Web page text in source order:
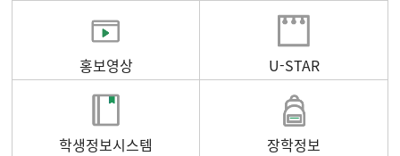
홍보영상 U-STAR
학생정보시스템 장학정보